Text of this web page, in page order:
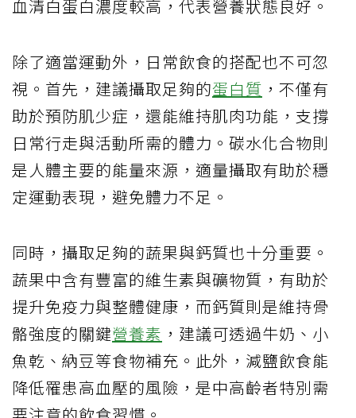
血清白蛋白濃度較高，代表營養狀態良好。
除了適當運動外，日常飲食的搭配也不可忽
視。首先，建議攝取足夠的蛋白質 ，不僅有
助於預防肌少症，還能維持肌肉功能，支撐
日常行走與活動所需的體力。碳水化合物則
是人體主要的能量來源，適量攝取有助於穩
定運動表現，避免體力不足。
同時，攝取足夠的蔬果與鈣質也十分重要。
蔬果中含有豐富的維生素與礦物質，有助於
提升免疫力與整體健康，而鈣質則是維持骨
骼強度的關鍵營養素 ，建議可透過牛奶、小
魚乾、納豆等食物補充。此外，減鹽飲食能
降低罹患高血壓的風險，是中高齡者特別需